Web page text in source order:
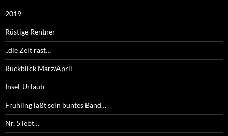
2019
Rüstige Rentner
..die Zeit rast…
Rückblick März/April
Insel-Urlaub
Frühling läßt sein buntes Band…
Nr. 5 lebt…